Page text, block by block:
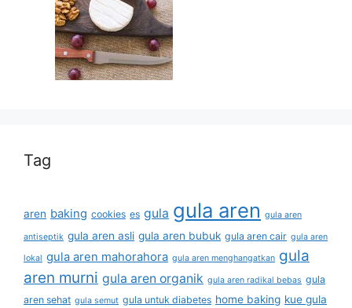
Tag
aren baking cookies es gula gula aren gula aren
antiseptik gula aren asli gula aren bubuk gula aren cair gula aren
lokal gula aren mahorahora gula aren menghangatkan gula
aren murni gula aren organik gula aren radikal bebas gula
aren sehat gula semut gula untuk diabetes home baking kue gula